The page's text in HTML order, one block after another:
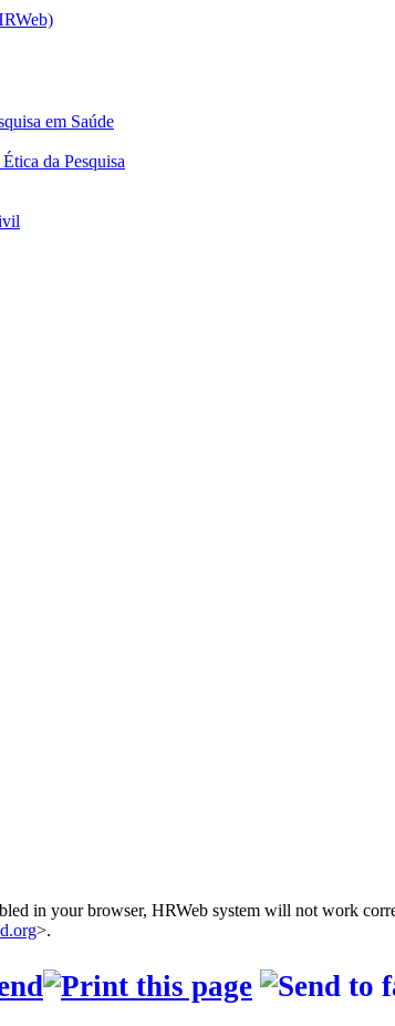
em Saúde
da Pesquisa
in your browser, HRWeb system will not work
>.